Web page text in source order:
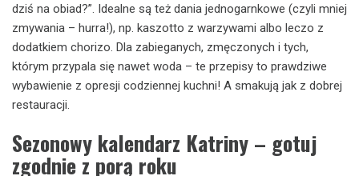
dziś na obiad?”. Idealne są też dania jednogarnkowe (czyli mniej
zmywania – hurra!), np. kaszotto z warzywami albo leczo z
dodatkiem chorizo. Dla zabieganych, zmęczonych i tych,
którym przypala się nawet woda – te przepisy to prawdziwe
wybawienie z opresji codziennej kuchni! A smakują jak z dobrej
restauracji.
Sezonowy kalendarz Katriny – gotuj
zgodnie z porą roku